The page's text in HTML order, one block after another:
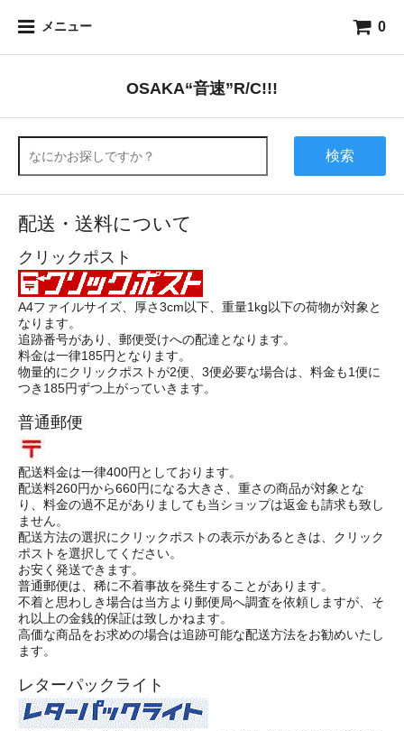
メニュー 0
OSAKA“音速”R/C!!!
検索
配送・送料について
クリックポスト
A4ファイルサイズ、厚さ3cm以下、重量1kg以下の荷物が対象と
なります。
追跡番号があり、郵便受けへの配達となります。
料金は一律185円となります。
物量的にクリックポストが2便、3便必要な場合は、料金も1便に
つき185円ずつ上がっていきます。
普通郵便
配送料金は一律400円としております。
配送料260円から660円になる大きさ、重さの商品が対象とな
り、料金の過不足がありましても当ショップは返金も請求も致し
ません。
配送方法の選択にクリックポストの表示があるときは、クリック
ポストを選択してください。
お安く発送できます。
普通郵便は、稀に不着事故を発生することがあります。
不着と思わしき場合は当方より郵便局へ調査を依頼しますが、そ
れ以上の金銭的保証は致しかねます。
高価な商品をお求めの場合は追跡可能な配送方法をお勧めいたし
ます。
レターパックライト